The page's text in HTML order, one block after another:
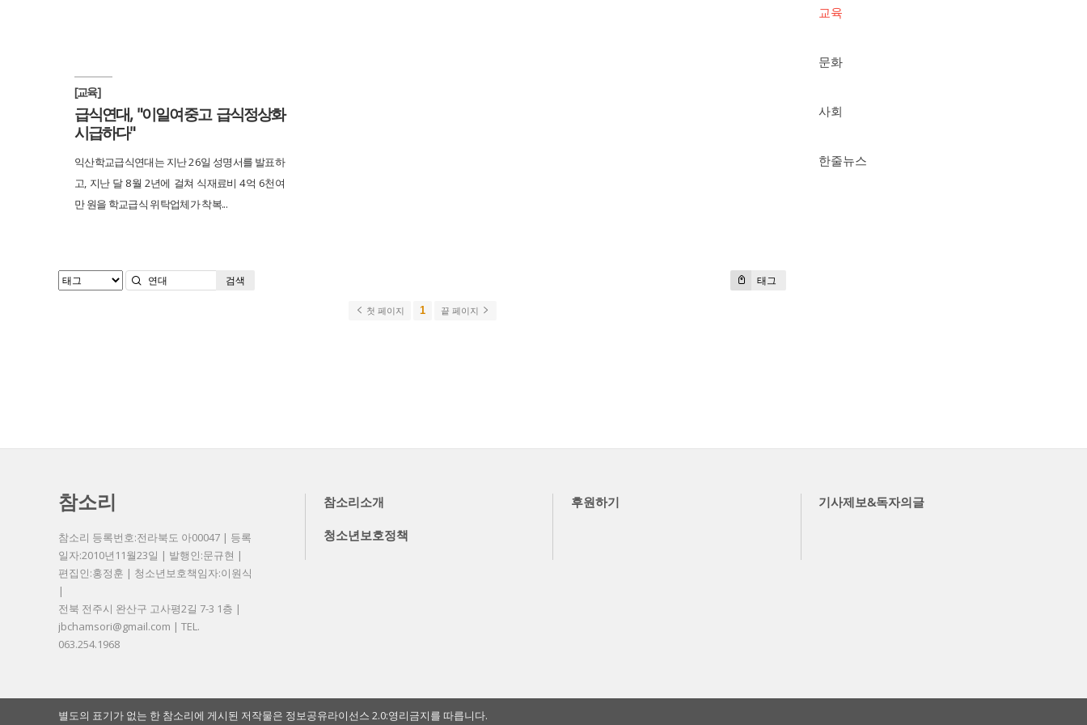
교육
문화
사회
한줄뉴스
[교육]
급식연대, "이일여중고 급식정상화
시급하다"
익산학교급식연대는 지난 26일 성명서를 발표하
고, 지난 달 8월 2년에 걸쳐 식재료비 4억 6천여
만 원을 학교급식 위탁업체가 착복...
태그
검색
첫 페이지 1 끝 페이지
참소리
참소리 등록번호:전라북도 아00047 | 등록
일자:2010년11월23일 | 발행인:문규현 |
편집인:홍정훈 | 청소년보호책임자:이원식
|
전북 전주시 완산구 고사평2길 7-3 1층 |
jbchamsori@gmail.com | TEL.
063.254.1968
참소리소개 후원하기 기사제보&독자의글
청소년보호정책
별도의 표기가 없는 한 참소리에 게시된 저작물은 정보공유라이선스 2.0:영리금지를 따릅니다.